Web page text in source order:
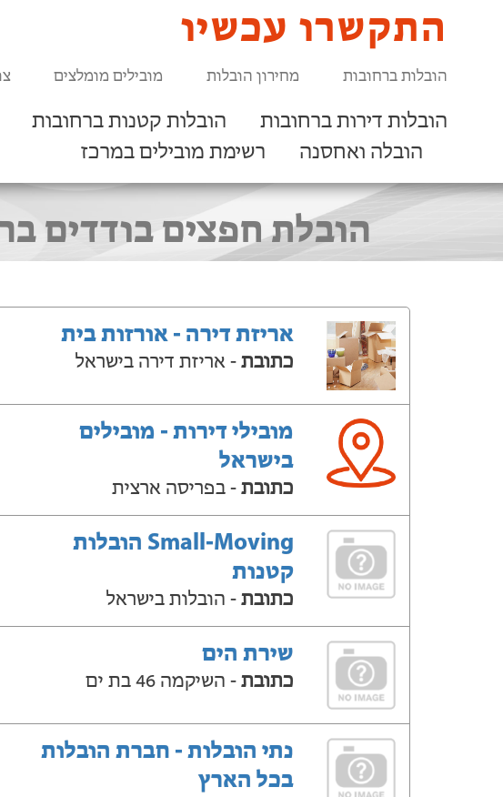
התקשרו עכשיו
הובלות ברחובות מחירון הובלות מובילים מומלצים
הובלות דירות ברחובות הובלות קטנות ברחובות
הובלה ואחסנה
רשימת מובילים במרכז
הובלת חפצים בודדים
אריזת דירה - אורזות בית
כתובת - אריזת דירה בישראל
מובילי דירות - מובילים
בישראל
כתובת - בפריסה ארצית
Small-Moving הובלות
קטנות
כתובת - הובלות בישראל
שירת הים
כתובת - השיקמה 46 בת ים
נתי הובלות - חברת הובלות
בכל הארץ